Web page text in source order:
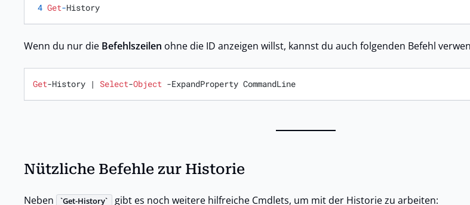
4 Get-History
Wenn du nur die Befehlszeilen ohne die ID anzeigen willst, kannst du auch folgenden Befehl
Get-History | Select-Object -ExpandProperty CommandLine
Nützliche Befehle zur Historie
Neben Get-History gibt es noch weitere hilfreiche Cmdlets, um mit der Historie zu arbeiten: